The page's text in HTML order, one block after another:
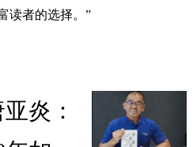
读者的选择。”
炎：